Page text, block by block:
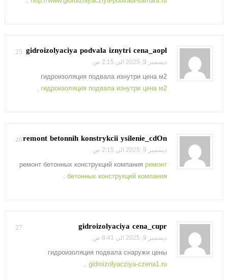
25 gidroizolyaciya podvala iznytri cena_aopl
ديسمبر 9, 2025 الي 2:15 ص
гидроизоляция подвала изнутри цена м2
гидроизоляция подвала изнутри цена м2
.
26remont betonnih konstrykcii ysilenie_cdOn
ديسمبر 9, 2025 الي 2:15 ص
ремонт бетонных конструкций компанияремонт
бетонных конструкций компания
.
27 gidroizolyaciya cena_cupr
ديسمبر 9, 2025 الي 8:41 ص
гидроизоляция подвала снаружи цены
gidroizolyacziya-czena1.ru
.